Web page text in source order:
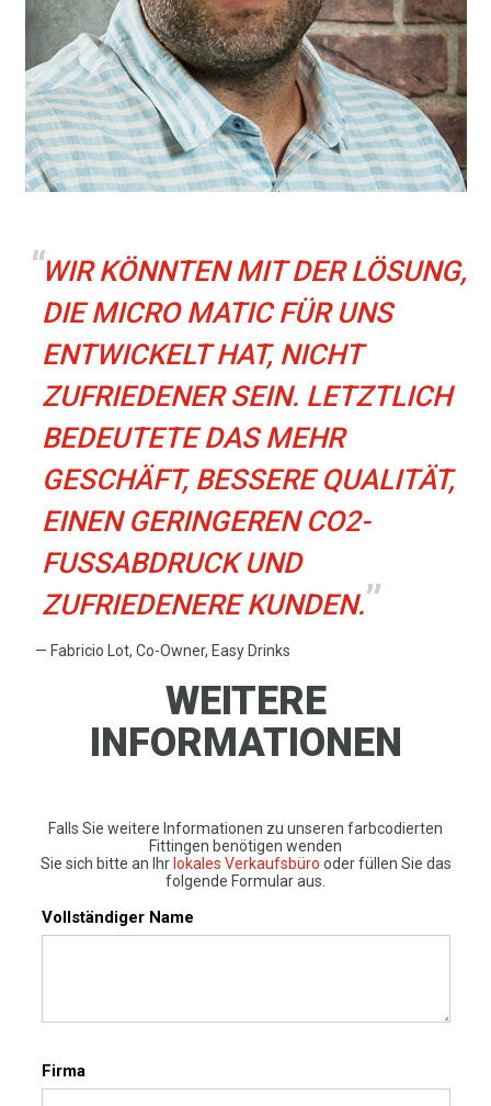
WIR KÖNNTEN MIT DER LÖSUNG,
DIE MICRO MATIC FÜR UNS
ENTWICKELT HAT, NICHT
ZUFRIEDENER SEIN. LETZTLICH
BEDEUTETE DAS MEHR
GESCHÄFT, BESSERE QUALITÄT,
EINEN GERINGEREN CO2-
FUSSABDRUCK UND
ZUFRIEDENERE KUNDEN.
— Fabricio Lot, Co-Owner, Easy Drinks
WEITERE
INFORMATIONEN
Falls Sie weitere Informationen zu unseren farbcodierten
Fittingen benötigen wenden
Sie sich bitte an Ihr lokales Verkaufsbüro oder füllen Sie das
folgende Formular aus.
Vollständiger Name
Firma